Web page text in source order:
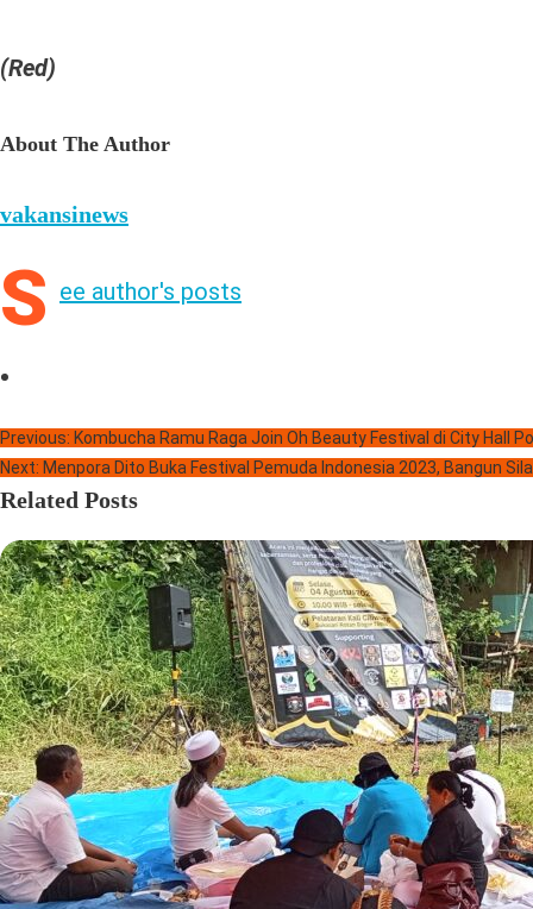
(Red)
About The Author
vakansinews
S ee author's posts
Previous: Kombucha Ramu Raga Join Oh Beauty Festival di City Hall
Next: Menpora Dito Buka Festival Pemuda Indonesia 2023, Bangun
Related Posts